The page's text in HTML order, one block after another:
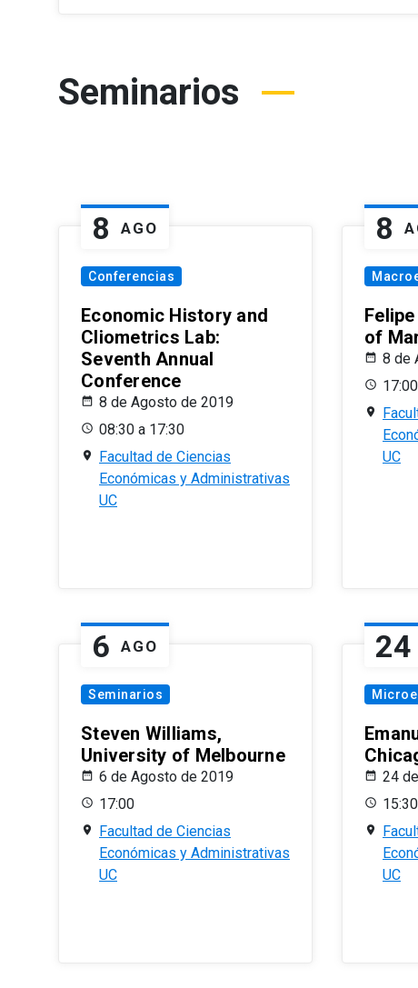
Seminarios
8 AGO
Conferencias
Economic History and
Cliometrics Lab:
Seventh Annual
Conference
8 de Agosto de 2019
08:30 a 17:30
Facultad de Ciencias
Económicas y Administrativas
UC
8
of
8 de
17:00
UC
6 AGO
Seminarios
Steven Williams,
University of Melbourne
6 de Agosto de 2019
17:00
Facultad de Ciencias
Económicas y Administrativas
UC
24
24
15:30
UC